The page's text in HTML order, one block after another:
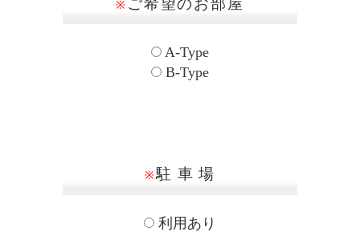
※
A-Type
B-Type
※駐 車 場
利用あり